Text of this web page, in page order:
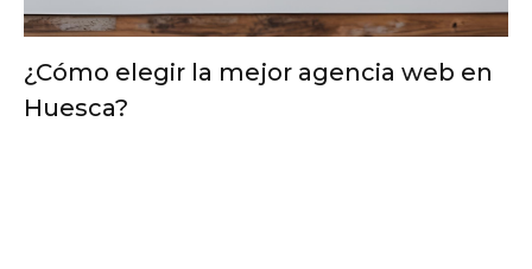
¿Cómo elegir la mejor agencia web en
Huesca?